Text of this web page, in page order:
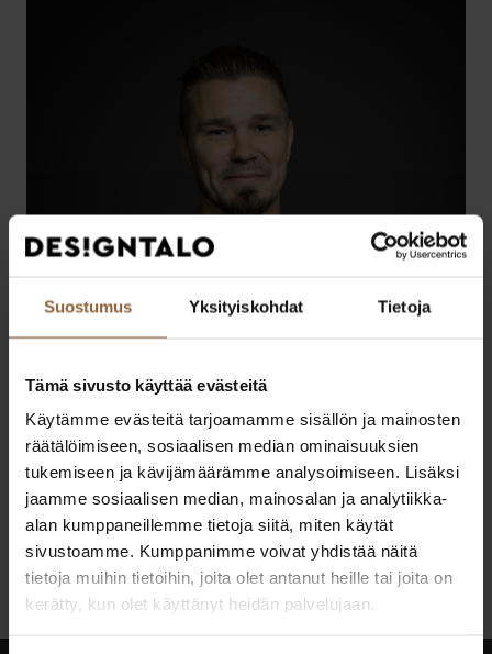
Suostumus Yksityiskohdat Tietoja
Tämä sivusto käyttää evästeitä
Käytämme evästeitä tarjoamamme sisällön ja mainosten
räätälöimiseen, sosiaalisen median ominaisuuksien
tukemiseen ja kävijämäärämme analysoimiseen. Lisäksi
jaamme sosiaalisen median, mainosalan ja analytiikka-
alan kumppaneillemme tietoja siitä, miten käytät
sivustoamme. Kumppanimme voivat yhdistää näitä
tietoja muihin tietoihin, joita olet antanut heille tai joita on
kerätty, kun olet käyttänyt heidän palvelujaan.
Juhani Laurila
Itä-Uusimaa
050 910 9311
if.olatngised@alirual.inahuj